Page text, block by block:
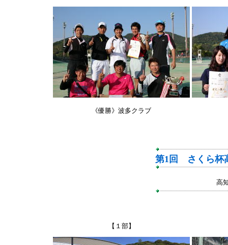
《優勝》波多クラブ
第1回 さくら杯
高
【１部】